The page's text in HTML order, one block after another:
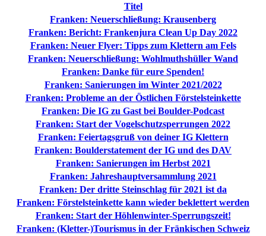
Titel
Franken: Neuerschließung: Krausenberg
Franken: Bericht: Frankenjura Clean Up Day 2022
Franken: Neuer Flyer: Tipps zum Klettern am Fels
Franken: Neuerschließung: Wohlmuthshüller Wand
Franken: Danke für eure Spenden!
Franken: Sanierungen im Winter 2021/2022
Franken: Probleme an der Östlichen Förstelsteinkette
Franken: Die IG zu Gast bei Boulder-Podcast
Franken: Start der Vogelschutzsperrungen 2022
Franken: Feiertagsgruß von deiner IG Klettern
Franken: Boulderstatement der IG und des DAV
Franken: Sanierungen im Herbst 2021
Franken: Jahreshauptversammlung 2021
Franken: Der dritte Steinschlag für 2021 ist da
Franken: Förstelsteinkette kann wieder beklettert werden
Franken: Start der Höhlenwinter-Sperrungszeit!
Franken: (Kletter-)Tourismus in der Fränkischen Schweiz